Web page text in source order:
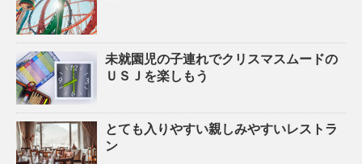
未就園児の子連れでクリスマスムードの
ＵＳＪを楽しもう
とても入りやすい親しみやすいレストラ
ン